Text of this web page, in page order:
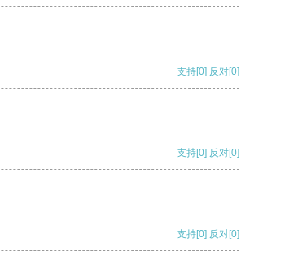
支持[0] 反对[0]
支持[0] 反对[0]
支持[0] 反对[0]